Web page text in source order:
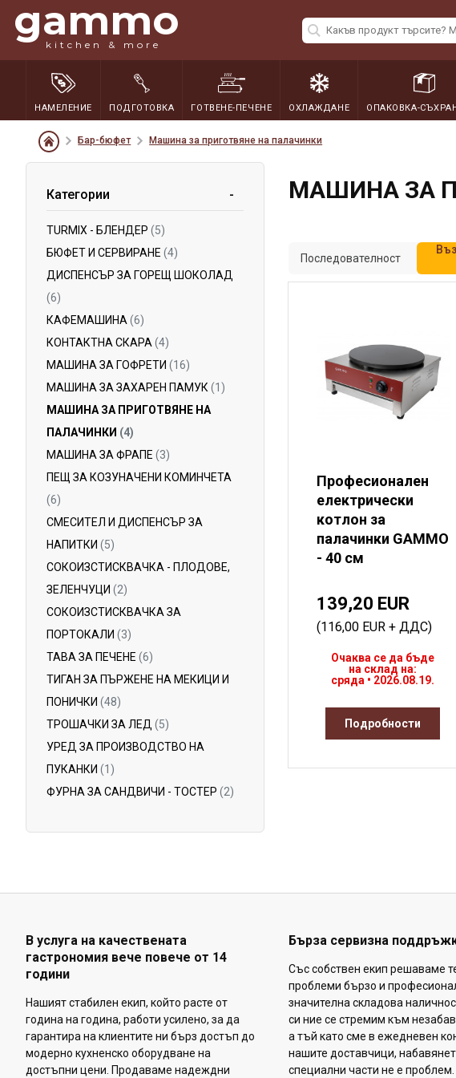
gammo
kitchen & more
НАМЕЛЕНИЕ ПОДГОТОВКА ГОТВЕНЕ-ПЕЧЕНЕ ОХЛАЖДАНЕ ОПАКОВКА-
Бар-бюфет Машина за приготвяне на палачинки
Категории
TURMIX - БЛЕНДЕР (5)
БЮФЕТ И СЕРВИРАНЕ (4)
ДИСПЕНСЪР ЗА ГОРЕЩ ШОКОЛАД
(6)
КАФЕМАШИНА (6)
КОНТАКТНА СКАРА (4)
МАШИНА ЗА ГОФРЕТИ (16)
МАШИНА ЗА ЗАХАРЕН ПАМУК (1)
МАШИНА ЗА ПРИГОТВЯНЕ НА
ПАЛАЧИНКИ (4)
МАШИНА ЗА ФРАПЕ (3)
ПЕЩ ЗА КОЗУНАЧЕНИ КОМИНЧЕТА
(6)
СМЕСИТЕЛ И ДИСПЕНСЪР ЗА
НАПИТКИ (5)
СОКОИЗСТИСКВАЧКА - ПЛОДОВE,
ЗЕЛЕНЧУЦИ (2)
СОКОИЗСТИСКВАЧКА ЗА
ПОРТОКАЛИ (3)
ТАВА ЗА ПЕЧЕНЕ (6)
ТИГАН ЗА ПЪРЖЕНЕ НА МЕКИЦИ И
ПОНИЧКИ (48)
ТРОШАЧКИ ЗА ЛЕД (5)
УРЕД ЗА ПРОИЗВОДСТВО НА
ПУКАНКИ (1)
ФУРНА ЗА САНДВИЧИ - ТОСТЕР (2)
МАШИНА ЗА
Последователност
Професионален
електрически
котлон за
палачинки GAMMO
- 40 см
139,20 EUR
(116,00 EUR + ДДС)
Очаква се да бъде
на склад на:
сряда • 2026.08.19.
Подробности
В услуга на качествената
гастрономия вече повече от 14
години
Нашият стабилен екип, който расте от
година на година, работи усилено, за да
гарантира на клиентите ни бърз достъп до
модерно кухненско оборудване на
достъпни цени. Продаваме надеждни
Бърза сервизна
Със собствен екип решаваме
проблеми бързо и
значителна складова
си ние се стремим към
а тъй като сме в ежедневен
нашите доставчици,
специални части не е проблем.